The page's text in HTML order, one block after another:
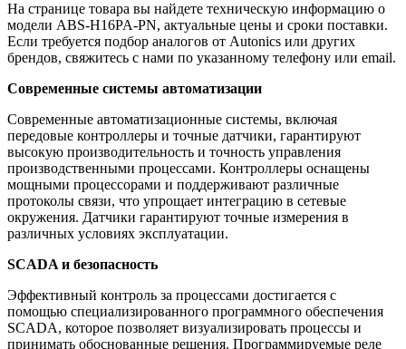
На странице товара вы найдете техническую информацию о
модели ABS-H16PA-PN, актуальные цены и сроки поставки.
Если требуется подбор аналогов от Autonics или других
брендов, свяжитесь с нами по указанному телефону или email.
Современные системы автоматизации
Современные автоматизационные системы, включая
передовые контроллеры и точные датчики, гарантируют
высокую производительность и точность управления
производственными процессами. Контроллеры оснащены
мощными процессорами и поддерживают различные
протоколы связи, что упрощает интеграцию в сетевые
окружения. Датчики гарантируют точные измерения в
различных условиях эксплуатации.
SCADA и безопасность
Эффективный контроль за процессами достигается с
помощью специализированного программного обеспечения
SCADA, которое позволяет визуализировать процессы и
принимать обоснованные решения. Программируемые реле